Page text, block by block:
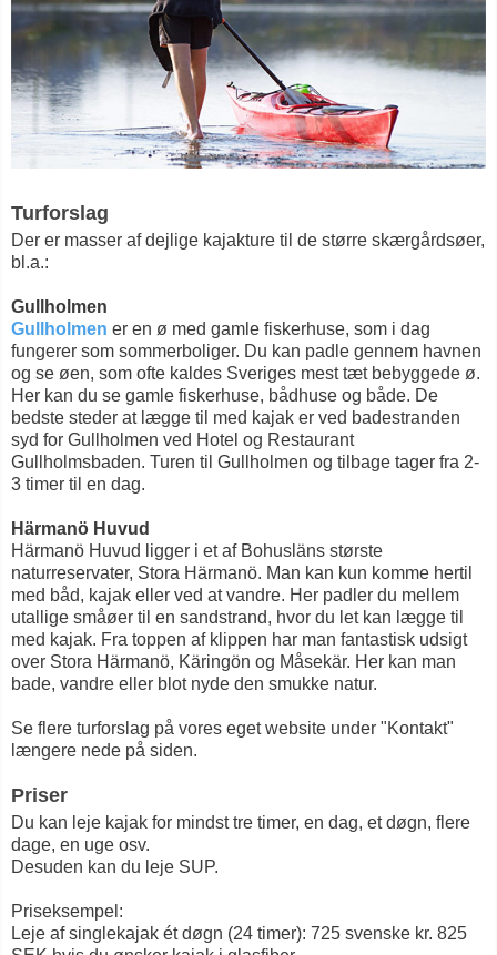
Turforslag
Der er masser af dejlige kajakture til de større skærgårdsøer,
bl.a.:
Gullholmen
Gullholmen er en ø med gamle fiskerhuse, som i dag
fungerer som sommerboliger. Du kan padle gennem havnen
og se øen, som ofte kaldes Sveriges mest tæt bebyggede ø.
Her kan du se gamle fiskerhuse, bådhuse og både. De
bedste steder at lægge til med kajak er ved badestranden
syd for Gullholmen ved Hotel og Restaurant
Gullholmsbaden. Turen til Gullholmen og tilbage tager fra 2-
3 timer til en dag.
Härmanö Huvud
Härmanö Huvud ligger i et af Bohusläns største
naturreservater, Stora Härmanö. Man kan kun komme hertil
med båd, kajak eller ved at vandre. Her padler du mellem
utallige småøer til en sandstrand, hvor du let kan lægge til
med kajak. Fra toppen af klippen har man fantastisk udsigt
over Stora Härmanö, Käringön og Måsekär. Her kan man
bade, vandre eller blot nyde den smukke natur.
Se flere turforslag på vores eget website under "Kontakt"
længere nede på siden.
Priser
Du kan leje kajak for mindst tre timer, en dag, et døgn, flere
dage, en uge osv.
Desuden kan du leje SUP.
Priseksempel:
Leje af singlekajak ét døgn (24 timer): 725 svenske kr. 825